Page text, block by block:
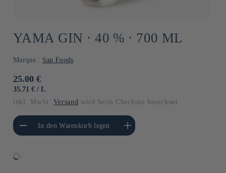
YAMA GIN ⋅ 40 % ⋅ 700 ML
Marque : San Foods
Normaler
Preis
25.00 €
GRUNDPREIS
35.71 € / PRO
L
inkl. MwSt.Versand wird beim Checkout berechnet
die Menge für
TitleIn den Warenkorb legen
Erhöhe die Menge für Default
Title